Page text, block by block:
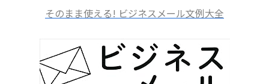
そのまま使える! ビジネスメール文例大全